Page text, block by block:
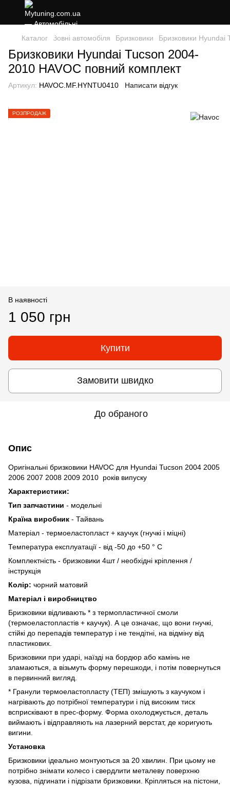
Каталог Зовні автомобіля Бризковики Бризковики Hyundai
Бризковики Hyundai Tucson 2004-
2010 HAVOC повний комплект
Артикул: HAVOC.MF.HYNTU0410 Написати відгук
РОЗПРОДАЖ
В наявності
1 050 грн
Купити
Замовити швидко
До обраного
Опис
Оригінальні бризковики HAVOC для Hyundai Tucson 2004 2005
2006 2007 2008 2009 2010 років випуску
Характеристики:
Тип запчастини - модельні
Країна виробник - Тайвань
Матеріал - термоеластопласт + ​​каучук (гнучкі і міцні)
Температура експлуатації - від -50 до +50 ° C
Комплектність - бризковики 4шт / необхідні кріплення /
інструкція
Колір: чорний матовий
Матеріал і виробництво
Бризковики відливають * з термопластичної смоли
(термоеластопластів + ​​каучук). А це означає, що вони гнучкі,
стійкі до перепадів температур і не тендітні, на відміну від
пластикових.
Бризковики при ударі, наїзді на бордюр або камінь не
зламаються, а візьмуть форму перешкоди, і потім повернуться
в первинний вигляд.
* Гранули термоеластопласту (ТЕП) змішують з каучуком і
нагрівають до потрібної температури і під високим тиск
всприсківают в прес-форму. Форма охолоджується, деталь
виймають і відправляють на лазерний верстат, де коригують
вигини.
Установка
Бризковики ідеально монтуються за 20 хвилин. При цьому не
потрібно знімати колесо і свердлити металеву поверхню
кузова, підгинати і підрізати бризковики. Кріпляться на пістони,